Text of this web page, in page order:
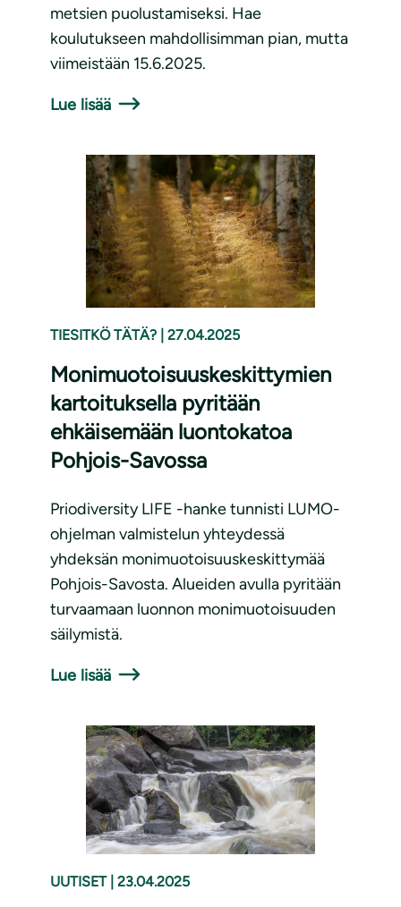
metsien puolustamiseksi. Hae
koulutukseen mahdollisimman pian, mutta
viimeistään 15.6.2025.
Lue lisää
TIESITKÖ TÄTÄ? 27.04.2025
Monimuotoisuuskeskittymien
kartoituksella pyritään
ehkäisemään luontokatoa
Pohjois-Savossa
Priodiversity LIFE -hanke tunnisti LUMO-
ohjelman valmistelun yhteydessä
yhdeksän monimuotoisuuskeskittymää
Pohjois-Savosta. Alueiden avulla pyritään
turvaamaan luonnon monimuotoisuuden
säilymistä.
Lue lisää
UUTISET 23.04.2025